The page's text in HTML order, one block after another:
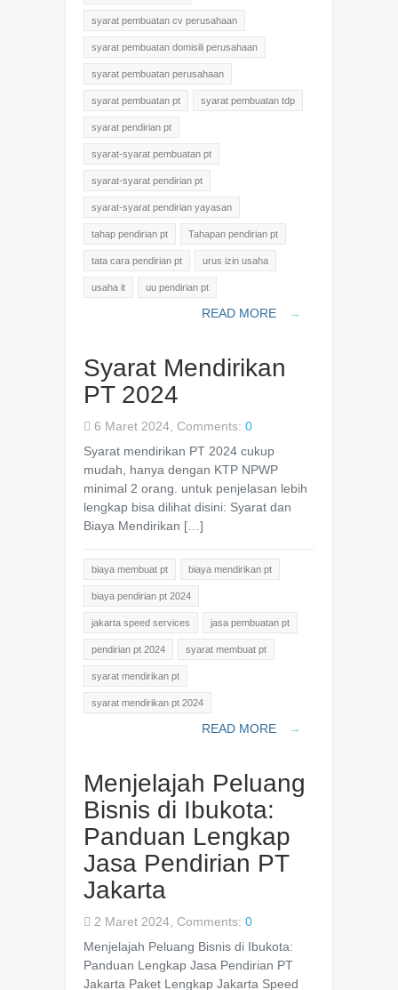
syarat pembuatan cv perusahaan
syarat pembuatan domisili perusahaan
syarat pembuatan perusahaan
syarat pembuatan pt syarat pembuatan tdp
syarat pendirian pt
syarat-syarat pembuatan pt
syarat-syarat pendirian pt
syarat-syarat pendirian yayasan
tahap pendirian pt Tahapan pendirian pt
tata cara pendirian pt urus izin usaha
usaha it uu pendirian pt
READ MORE →
Syarat Mendirikan
PT 2024
6 Maret 2024, Comments: 0
Syarat mendirikan PT 2024 cukup
mudah, hanya dengan KTP NPWP
minimal 2 orang. untuk penjelasan lebih
lengkap bisa dilihat disini: Syarat dan
Biaya Mendirikan […]
biaya membuat pt biaya mendirikan pt
biaya pendirian pt 2024
jakarta speed services jasa pembuatan pt
pendirian pt 2024 syarat membuat pt
syarat mendirikan pt
syarat mendirikan pt 2024
READ MORE →
Menjelajah Peluang
Bisnis di Ibukota:
Panduan Lengkap
Jasa Pendirian PT
Jakarta
2 Maret 2024, Comments: 0
Menjelajah Peluang Bisnis di Ibukota:
Panduan Lengkap Jasa Pendirian PT
Jakarta Paket Lengkap Jakarta Speed